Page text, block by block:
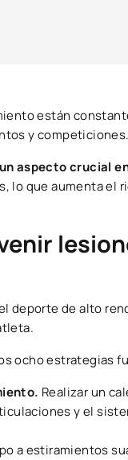
están
y competiciones.
aspecto crucial
lo que aumenta el
deporte de alto
ocho estrategias
Realizar un
y el
a estiramientos